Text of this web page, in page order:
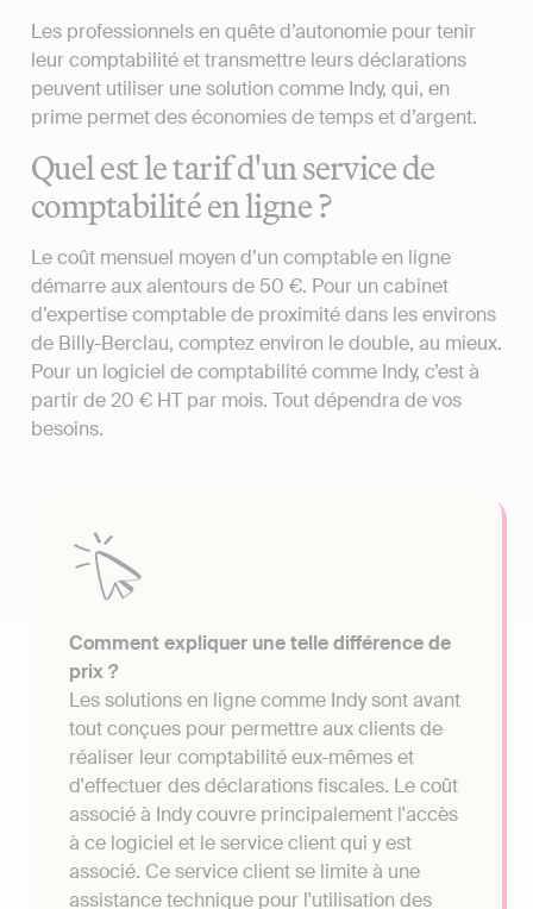
Les professionnels en quête d’autonomie pour tenir
leur comptabilité et transmettre leurs déclarations
peuvent utiliser une solution comme Indy, qui, en
prime permet des économies de temps et d’argent.
Quel est le tarif d'un service de
comptabilité en ligne ?
Le coût mensuel moyen d’un comptable en ligne
démarre aux alentours de 50 €. Pour un cabinet
d’expertise comptable de proximité dans les environs
de Billy-Berclau, comptez environ le double, au mieux.
Pour un logiciel de comptabilité comme Indy, c’est à
partir de 20 € HT par mois. Tout dépendra de vos
besoins.
Comment expliquer une telle différence de
prix ?
Les solutions en ligne comme Indy sont avant
tout conçues pour permettre aux clients de
réaliser leur comptabilité eux-mêmes et
d'effectuer des déclarations fiscales. Le coût
associé à Indy couvre principalement l'accès
à ce logiciel et le service client qui y est
associé. Ce service client se limite à une
assistance technique pour l'utilisation des